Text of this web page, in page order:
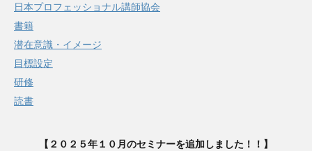
日本プロフェッショナル講師協会
書籍
潜在意識・イメージ
目標設定
研修
読書
【２０２５年１０月のセミナーを追加しました！！】